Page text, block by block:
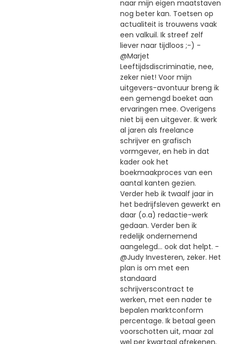
naar mijn eigen maatstaven
nog beter kan. Toetsen op
actualiteit is trouwens vaak
een valkuil. Ik streef zelf
liever naar tijdloos ;-) -
@Marjet
Leeftijdsdiscriminatie, nee,
zeker niet! Voor mijn
uitgevers-avontuur breng ik
een gemengd boeket aan
ervaringen mee. Overigens
niet bij een uitgever. Ik werk
al jaren als freelance
schrijver en grafisch
vormgever, en heb in dat
kader ook het
boekmaakproces van een
aantal kanten gezien.
Verder heb ik twaalf jaar in
het bedrijfsleven gewerkt en
daar (o.a) redactie-werk
gedaan. Verder ben ik
redelijk ondernemend
aangelegd… ook dat helpt. -
@Judy Investeren, zeker. Het
plan is om met een
standaard
schrijverscontract te
werken, met een nader te
bepalen marktconform
percentage. Ik betaal geen
voorschotten uit, maar zal
wel per kwartaal afrekenen.